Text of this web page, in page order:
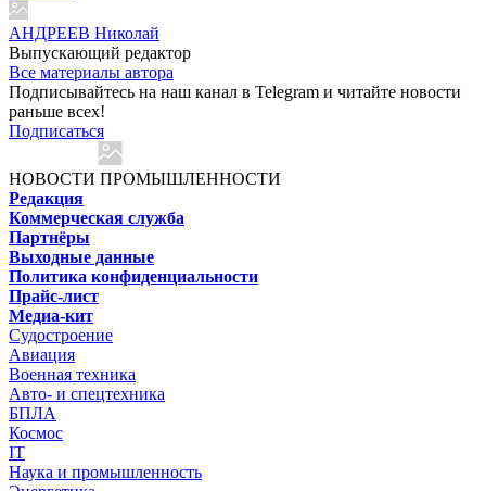
АНДРЕЕВ Николай
Выпускающий редактор
Все материалы автора
Подписывайтесь на наш канал в Telegram и читайте новости
раньше всех!
Подписаться
НОВОСТИ ПРОМЫШЛЕННОСТИ
Редакция
Коммерческая служба
Партнёры
Выходные данные
Политика конфиденциальности
Прайс-лист
Медиа-кит
Судостроение
Авиация
Военная техника
Авто- и спецтехника
БПЛА
Космос
IT
Наука и промышленность